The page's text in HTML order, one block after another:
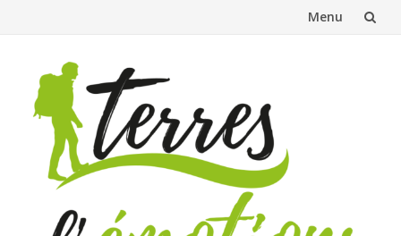
Menu
contenu